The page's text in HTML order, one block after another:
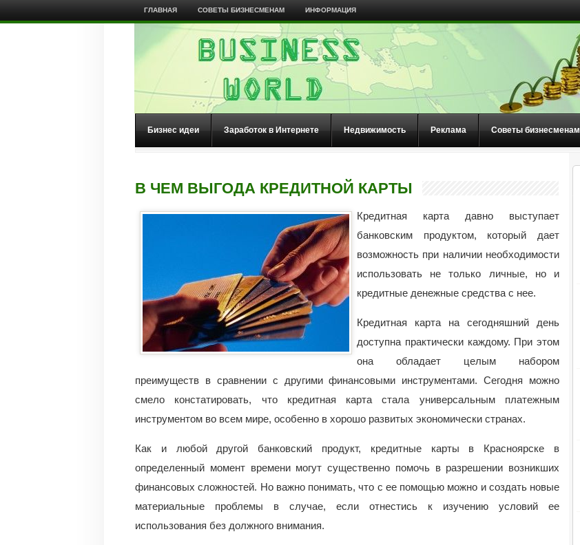
ГЛАВНАЯ СОВЕТЫ БИЗНЕСМЕНАМ ИНФОРМАЦИЯ
Бизнес идеи Заработок в Интернете Недвижимость Реклама Советы бизнесменам
В ЧЕМ ВЫГОДА КРЕДИТНОЙ КАРТЫ
Кредитная карта давно выступает
банковским продуктом, который дает
возможность при наличии необходимости
использовать не только личные, но и
кредитные денежные средства с нее.
Кредитная карта на сегодняшний день
доступна практически каждому. При этом
она обладает целым набором
преимуществ в сравнении с другими финансовыми инструментами. Сегодня можно
смело констатировать, что кредитная карта стала универсальным платежным
инструментом во всем мире, особенно в хорошо развитых экономически странах.
Как и любой другой банковский продукт, кредитные карты в Красноярске в
определенный момент времени могут существенно помочь в разрешении возникших
финансовых сложностей. Но важно понимать, что с ее помощью можно и создать новые
материальные проблемы в случае, если отнестись к изучению условий ее
использования без должного внимания.